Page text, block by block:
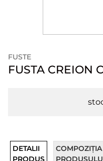
FUSTE
FUSTA CREION
DETALII
PRODUS
COMPOZIȚIA